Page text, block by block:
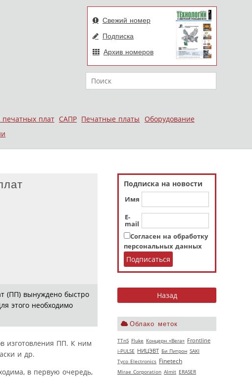
Свежий номер
Подписка
Архив номеров
Поиск
плат САПР Печатные платы
Оборудование
Подписка на новости
Имя
E-
mail
Согласен на обработку
персональных данных
Облако меток
TTnS Fluke Концерн «Вега» Frontline
i-PULSE НИЦЭВТ Би Питрон SAKI
Tyco Electronics Finetech
Mirae Corporation Almit ERASER
(ПП) вынуждено быстро
этого необходимо
изготовления ПП. К ним
и др.
в первую очередь,